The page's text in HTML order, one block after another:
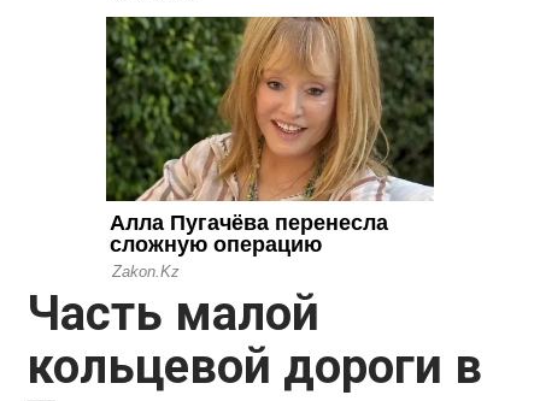
Часть малой
кольцевой дороги в